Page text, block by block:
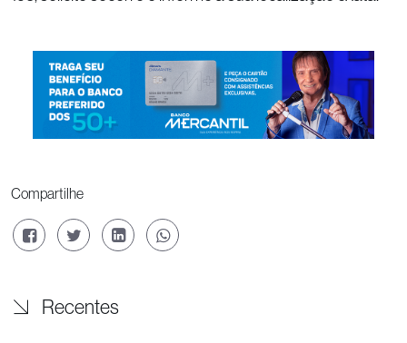
Compartilhe
Recentes